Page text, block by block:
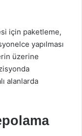
için paketleme,
yapılması
üzerine
alanlarda